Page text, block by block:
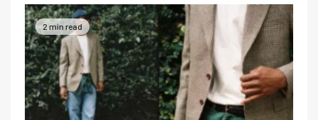
2 min read